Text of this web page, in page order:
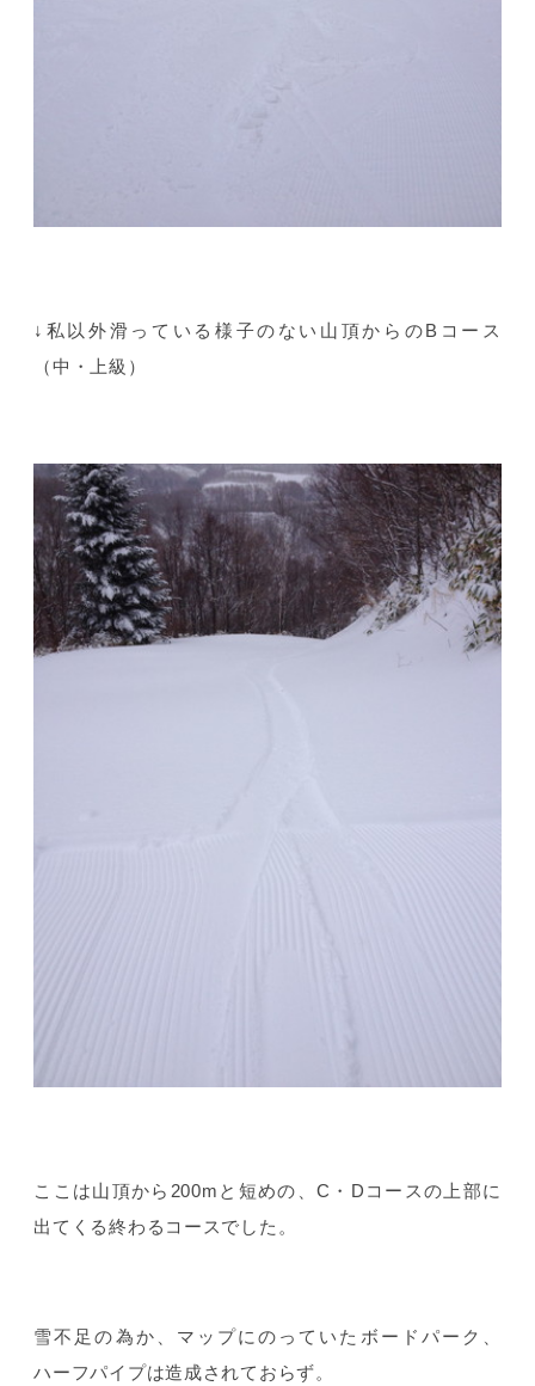
↓私以外滑っている様子のない山頂からのBコース
（中・上級）
ここは山頂から200mと短めの、C・Dコースの上部に
出てくる終わるコースでした。
雪不足の為か、マップにのっていたボードパーク、
ハーフパイプは造成されておらず。